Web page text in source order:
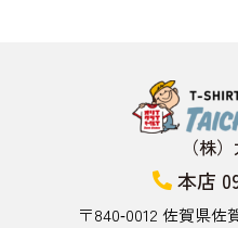
（株
本店
〒840‑0012 佐賀県佐